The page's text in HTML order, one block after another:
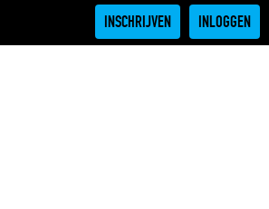
INSCHRIJVEN INLOGGEN